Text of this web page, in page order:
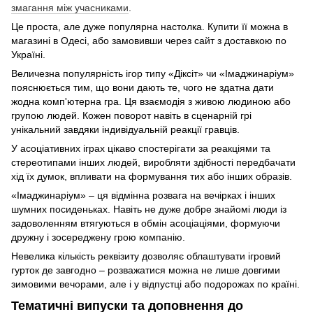
змагання між учасниками
Це проста, але дуже популярна настолка. Купити її можна в
магазині в Одесі, або замовивши через сайт з доставкою по
Україні.
Величезна популярність ігор типу «Діксіт» чи «Імаджинаріум»
пояснюється тим, що вони дають те, чого не здатна дати
жодна комп'ютерна гра. Ця взаємодія з живою людиною або
групою людей. Кожен поворот навіть в сценарній грі
унікальний завдяки індивідуальній реакції гравців.
У асоціативних іграх цікаво спостерігати за реакціями та
стереотипами інших людей, виробляти здібності передбачати
хід їх думок, впливати на формування тих або інших образів.
«Імаджинаріум» – ця відмінна розвага на вечірках і інших
шумних посиденьках. Навіть не дуже добре знайомі люди із
задоволенням втягуються в обмін асоціаціями, формуючи
дружну і зосереджену грою компанію.
Невелика кількість реквізиту дозволяє облаштувати ігровий
гурток де завгодно – розважатися можна не лише довгими
зимовими вечорами, але і у відпустці або подорожах по країні.
Тематичні випуски та доповнення до